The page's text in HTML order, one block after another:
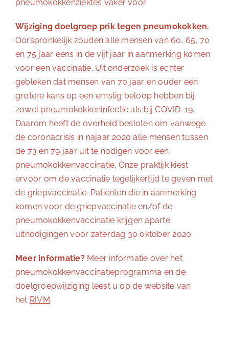
pneumokokkenziektes vaker voor.
Wijziging doelgroep prik tegen pneumokokken.
Oorspronkelijk zouden alle mensen van 60, 65, 70
en 75 jaar eens in de vijf jaar in aanmerking komen
voor een vaccinatie. Uit onderzoek is echter
gebleken dat mensen van 70 jaar en ouder een
grotere kans op een ernstig beloop hebben bij
zowel pneumokokkeninfectie als bij COVID-19.
Daarom heeft de overheid besloten om vanwege
de coronacrisis in najaar 2020 alle mensen tussen
de 73 en 79 jaar uit te nodigen voor een
pneumokokkenvaccinatie. Onze praktijk kiest
ervoor om de vaccinatie tegelijkertijd te geven met
de griepvaccinatie. Patienten die in aanmerking
komen voor de griepvaccinatie en/of de
pneumokokkenvaccinatie krijgen aparte
uitnodigingen voor zaterdag 30 oktober 2020.
Meer informatie? Meer informatie over het
pneumokokkenvaccinatieprogramma en de
doelgroepwijziging leest u op de website van
het RIVM.